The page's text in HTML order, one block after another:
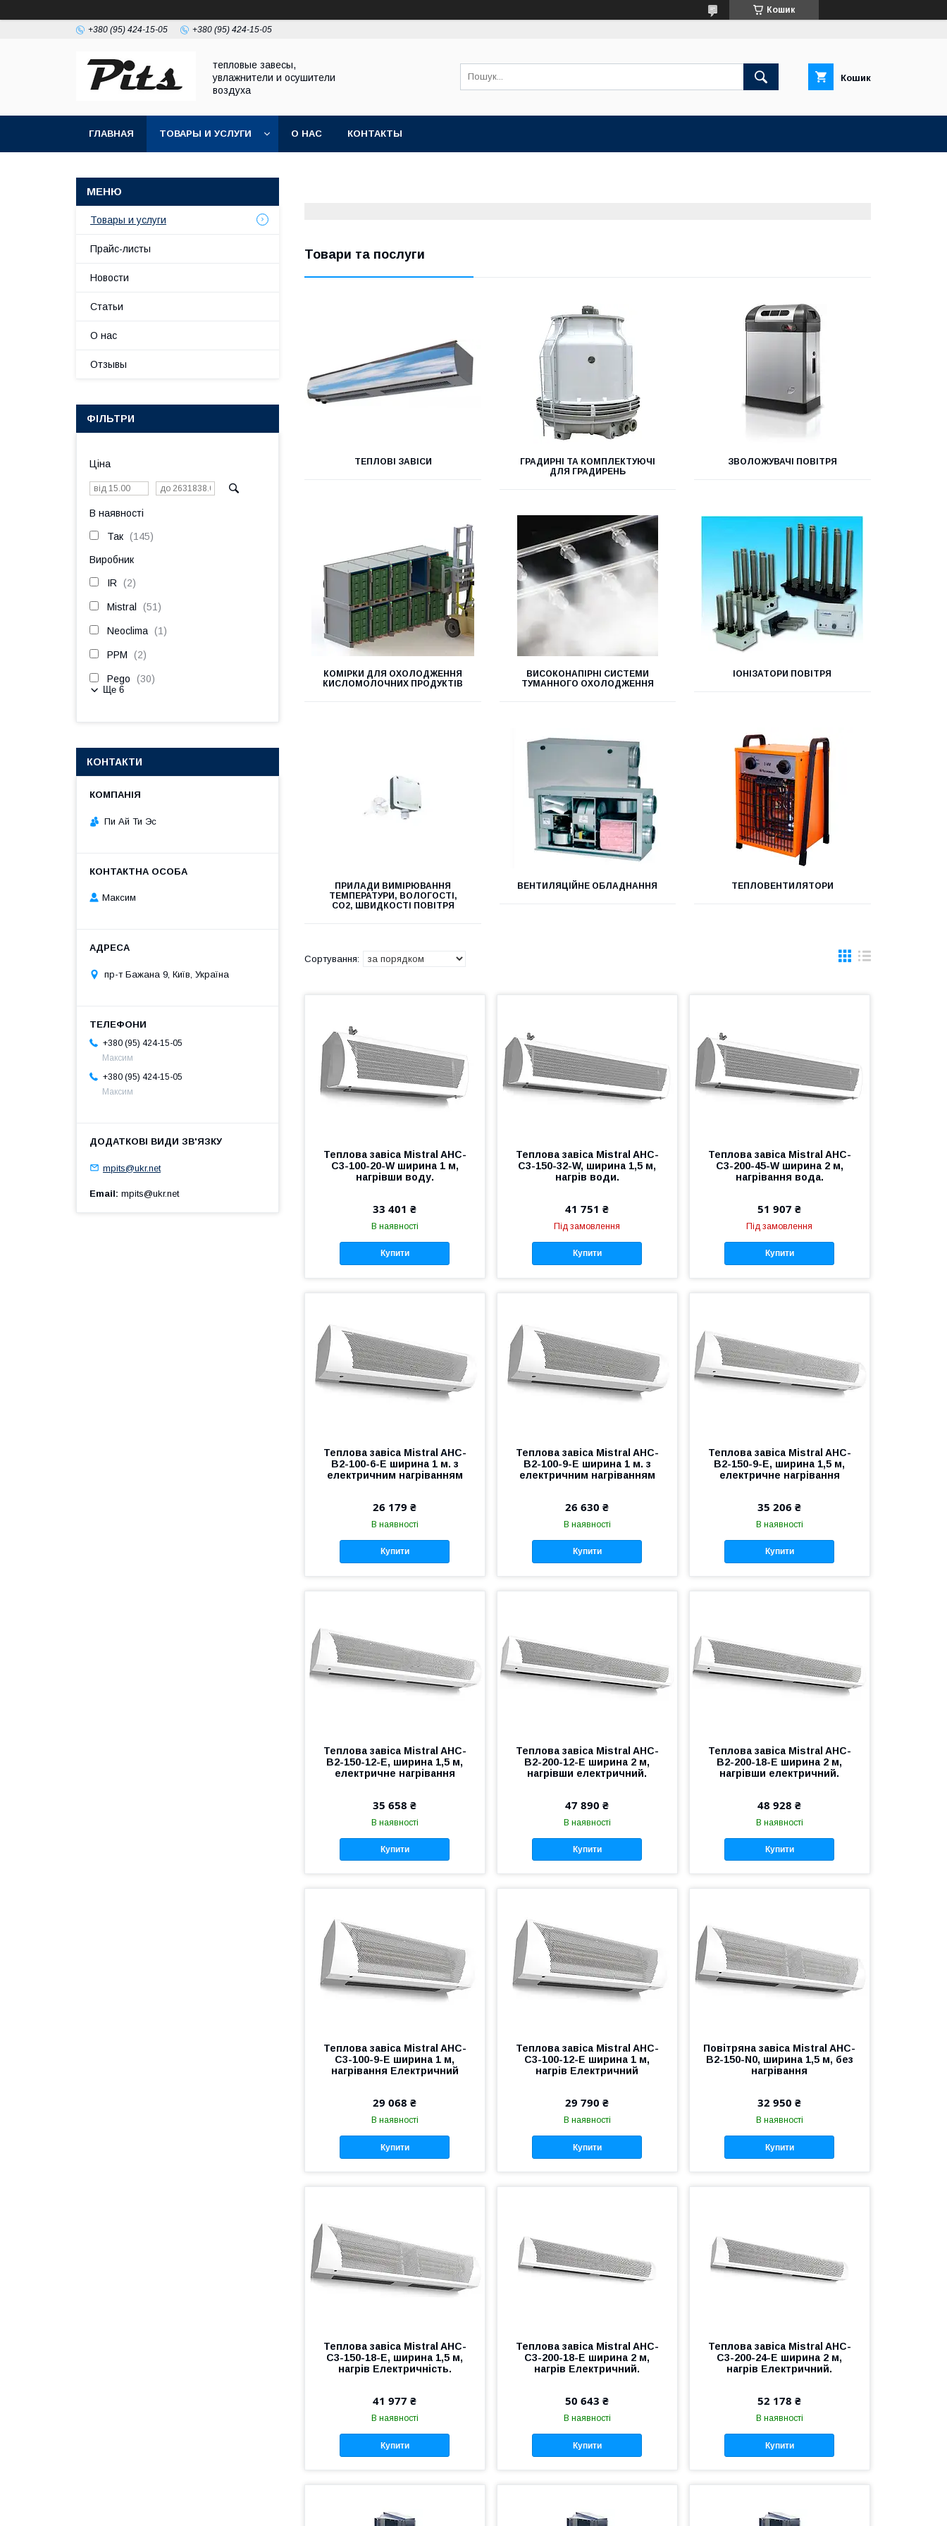
Кошик
+380 (95) 424-15-05 +380 (95) 424-15-05
тепловые завесы,
увлажнители и осушители
воздуха
Кошик
ГЛАВНАЯ ТОВАРЫ И УСЛУГИ О НАС КОНТАКТЫ
Товари та послуги
ТЕПЛОВІ ЗАВІСИ
ГРАДИРНІ ТА КОМПЛЕКТУЮЧІ
ДЛЯ ГРАДИРЕНЬ
ЗВОЛОЖУВАЧІ ПОВІТРЯ
КОМІРКИ ДЛЯ ОХОЛОДЖЕННЯ
КИСЛОМОЛОЧНИХ ПРОДУКТІВ
ВИСОКОНАПІРНІ СИСТЕМИ
ТУМАННОГО ОХОЛОДЖЕННЯ
ІОНІЗАТОРИ ПОВІТРЯ
ПРИЛАДИ ВИМІРЮВАННЯ
ТЕМПЕРАТУРИ, ВОЛОГОСТІ,
СО2, ШВИДКОСТІ ПОВІТРЯ
ВЕНТИЛЯЦІЙНЕ ОБЛАДНАННЯ ТЕПЛОВЕНТИЛЯТОРИ
Теплова завіса Mistral AHC-
С3-100-20-W ширина 1 м,
нагрівши воду.
33 401 ₴
В наявності
Купити
Теплова завіса Mistral AHC-
С3-150-32-W, ширина 1,5 м,
нагрів води.
41 751 ₴
Під замовлення
Купити
Теплова завіса Mistral AHC-
С3-200-45-W ширина 2 м,
нагрівання вода.
51 907 ₴
Під замовлення
Купити
Теплова завіса Mistral AHC-
B2-100-6-E ширина 1 м. з
електричним нагріванням
26 179 ₴
В наявності
Купити
Теплова завіса Mistral AHC-
B2-100-9-E ширина 1 м. з
електричним нагріванням
26 630 ₴
В наявності
Купити
Теплова завіса Mistral AHC-
B2-150-9-E, ширина 1,5 м,
електричне нагрівання
35 206 ₴
В наявності
Купити
Теплова завіса Mistral AHC-
B2-150-12-E, ширина 1,5 м,
електричне нагрівання
35 658 ₴
В наявності
Купити
Теплова завіса Mistral AHC-
B2-200-12-E ширина 2 м,
нагрівши електричний.
47 890 ₴
В наявності
Купити
Теплова завіса Mistral AHC-
B2-200-18-E ширина 2 м,
нагрівши електричний.
48 928 ₴
В наявності
Купити
Теплова завіса Mistral AHC-
С3-100-9-E ширина 1 м,
нагрівання Електричний
29 068 ₴
В наявності
Купити
Теплова завіса Mistral AHC-
С3-100-12-E ширина 1 м,
нагрів Електричний
29 790 ₴
В наявності
Купити
Повітряна завіса Mistral AHC-
B2-150-N0, ширина 1,5 м, без
нагрівання
32 950 ₴
В наявності
Купити
Теплова завіса Mistral AHC-
С3-150-18-E, ширина 1,5 м,
нагрів Електричність.
41 977 ₴
В наявності
Купити
Теплова завіса Mistral AHC-
С3-200-18-E ширина 2 м,
нагрів Електричний.
50 643 ₴
В наявності
Купити
Теплова завіса Mistral AHC-
С3-200-24-E ширина 2 м,
нагрів Електричний.
52 178 ₴
В наявності
Купити
Товары и услуги
Прайс-листы
Новости
Статьи
О нас
Отзывы
ФІЛЬТРИ
Ціна
В наявності
Так 145
Виробник
IR 2
Mistral 51
Neoclima 1
PPM 2
Pego 30
Ще 6
КОНТАКТИ
Пи Ай Ти Эс
Максим
пр-т Бажана 9, Київ, Україна
+380 (95) 424-15-05
Максим
+380 (95) 424-15-05
Максим
mpits@ukr.net
Email mpits@ukr.net